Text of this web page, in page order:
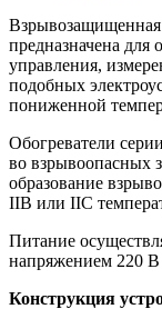
Взрывозащищенная
предназначена
управления,
подобных
пониженной
Обогреватели
во взрывоопасных
образование
IIB или IIC
Питание
напряжением 220 В
Конструкция